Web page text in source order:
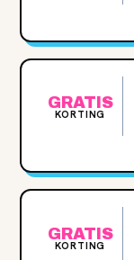
GRATIS
KORTING
GRATIS
KORTING